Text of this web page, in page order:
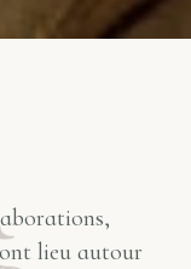
lieu autour